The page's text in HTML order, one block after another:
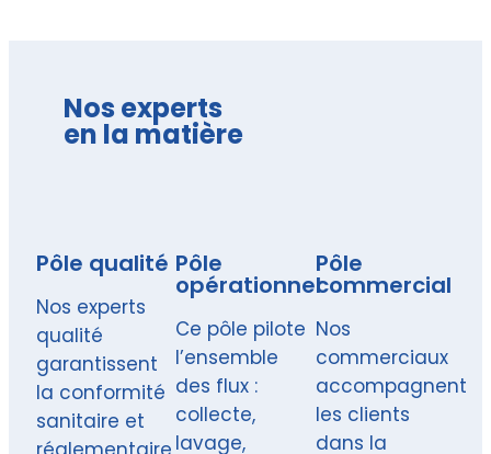
Nos experts
en la matière
Pôle qualité
Nos experts
qualité
garantissent
la conformité
sanitaire et
Pôle
opérationnel
Ce pôle pilote
l’ensemble
des flux :
collecte,
lavage,
Pôle
commercial
Nos
commerciaux
accompagnent
les clients
dans la